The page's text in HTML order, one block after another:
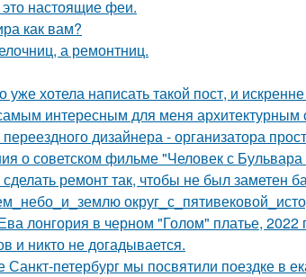
настоящие феи.
как вам?
а ремонтниц.
хотела написать такой пост, и
интересным для меня архитектурным
дизайнера - организатора
о советском фильме "Человек с Бульвара
ремонт так, чтобы не был заметен
лонгория в черном "Голом" платье, 2022
и никто не догадывается.
Санкт-петербург мы посвятили поездке в